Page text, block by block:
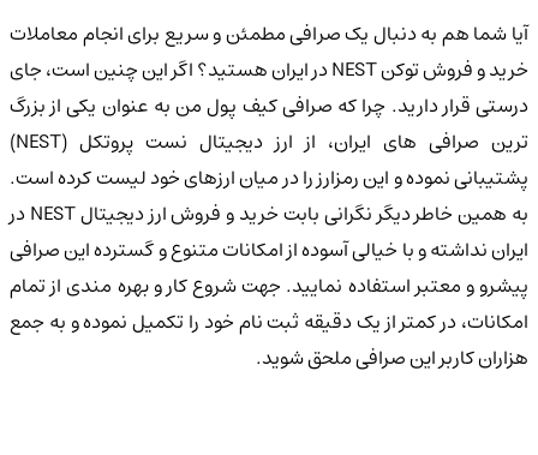
آیا شما هم به دنبال یک صرافی مطمئن و سریع برای انجام معاملات
خرید و فروش توکن NEST در ایران هستید؟ اگر این چنین است، جای
درستی قرار دارید. چرا که صرافی کیف پول من به عنوان یکی از بزرگ
ترین صرافی های ایران، از ارز دیجیتال نست پروتکل (NEST)
پشتیبانی نموده و این رمزارز را در میان ارزهای خود لیست کرده است.
به همین خاطر دیگر نگرانی بابت خرید و فروش ارز دیجیتال NEST در
ایران نداشته و با خیالی آسوده از امکانات متنوع و گسترده این صرافی
پیشرو و معتبر استفاده نمایید. جهت شروع کار و بهره مندی از تمام
امکانات، در کمتر از یک دقیقه ثبت نام خود را تکمیل نموده و به جمع
هزاران کاربر این صرافی ملحق شوید.